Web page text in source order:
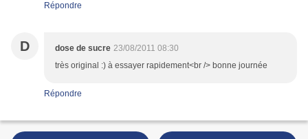
Répondre
D dose de sucre 23/08/2011 08:30
très original :) à essayer rapidement<br /> bonne journée
Répondre